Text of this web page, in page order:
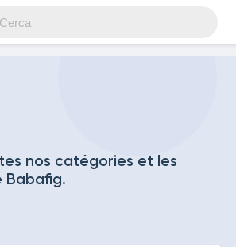
nos catégories et les
Babafig.